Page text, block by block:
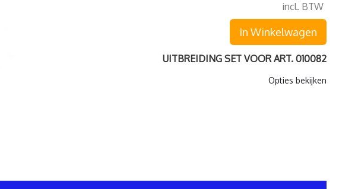
incl. BTW
In Winkelwagen
UITBREIDING SET VOOR ART. 010082
Opties bekijken